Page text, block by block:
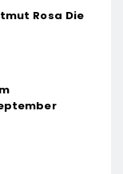
Rosa Die